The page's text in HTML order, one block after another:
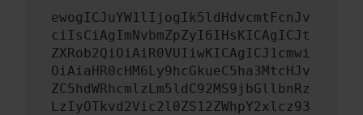
ewogICJuYW1lIjogIk5ldHdvcmtFcnJv
ciIsCiAgImNvbmZpZyI6IHsKICAgICJt
ZXRob2QiOiAiR0VUIiwKICAgICJ1cmwi
OiAiaHR0cHM6Ly9hcGkueC5ha3MtcHJv
ZC5hdWRhcmlzLm5ldC92MS9jbGllbnRz
LzIyOTkvd2Vic2l0ZS12ZWhpY2xlcz93